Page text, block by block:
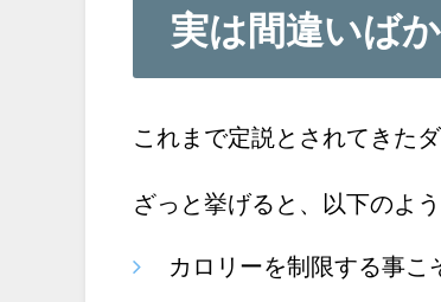
実は間違いば
これまで定説とされてきた
ざっと挙げると、以下のよう
カロリーを制限する事こ